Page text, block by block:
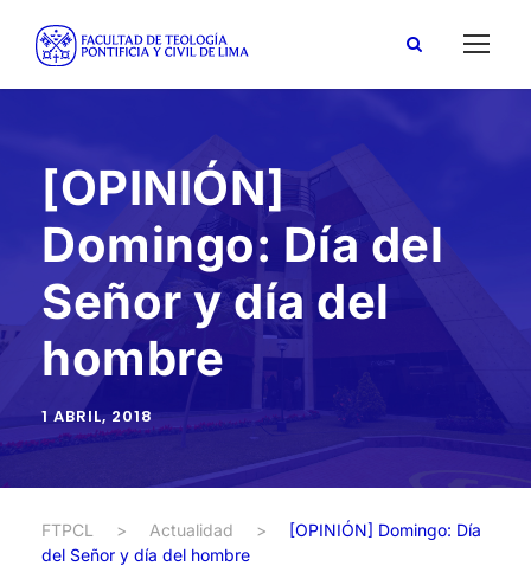
[OPINIÓN]
Domingo: Día del
Señor y día del
hombre
1 ABRIL, 2018
FTPCL > Actualidad >
[OPINIÓN] Domingo: Día
del Señor y día del hombre